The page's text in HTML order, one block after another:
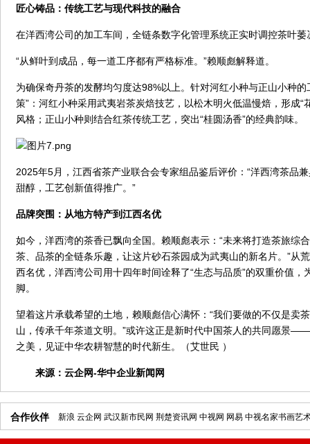
匠心铸品：传统工艺与现代科技的融合
在洋西湾公司的加工车间，全链条数字化管理系统正实时调控茶叶
“从鲜叶到成品，每一道工序都有严格标准。”赖顺彪解释道。
为确保奇丹茶的发酵均匀度达98%以上。针对河红小种与正山小种的
策”：河红小种采用武夷岩茶炭焙技艺，以松木明火低温慢焙，形成“
风格；正山小种则结合红茶传统工艺，突出“桂圆汤香”的经典韵味。
2025年5月，江西省茶产业联合会专家组品鉴后评价：“洋西湾茶品
甜醇，工艺创新值得推广。”
品牌突围：从地方特产到江西名优
如今，洋西湾的茶香已飘向全国。赖顺彪表示：“未来将打造茶旅综
茶、品茶的全链条乐趣，让这片砂石茶园成为武夷山的新名片。”从
西名优，洋西湾公司用十四年时间诠释了“生态与品质”的双重价值，
脚。
望着这片承载希望的土地，赖顺彪信心满怀：“我们要做的不仅是卖
山，传承千年茶道文明。”或许这正是新时代中国茶人的共同愿景
之美，见证中华农耕智慧的时代新生。（艾世民 ）
来源： 云企网-华中企业新闻网
合作伙伴 新浪 云企网 武汉新市民网 荆楚资讯网 中视网 网易 中视名家书画艺